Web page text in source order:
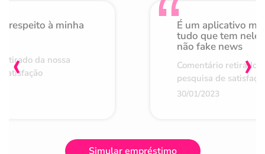
respeito à minha
da nossa
É um aplicativo
tudo que tem nele
não fake news
Comentário retirado
pesquisa de
30/01/2023
‹ ›
Simular empréstimo